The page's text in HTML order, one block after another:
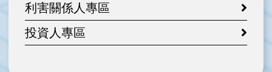
利害關係人專區
投資人專區